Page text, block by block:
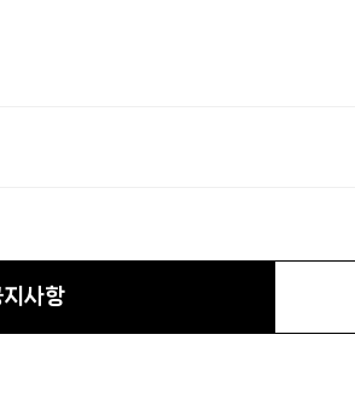
사항